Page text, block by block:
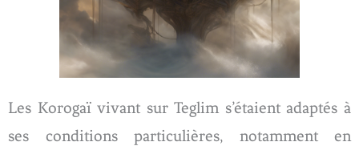
Les Korogaï vivant sur Teglim s’étaient adaptés à
ses conditions particulières, notamment en